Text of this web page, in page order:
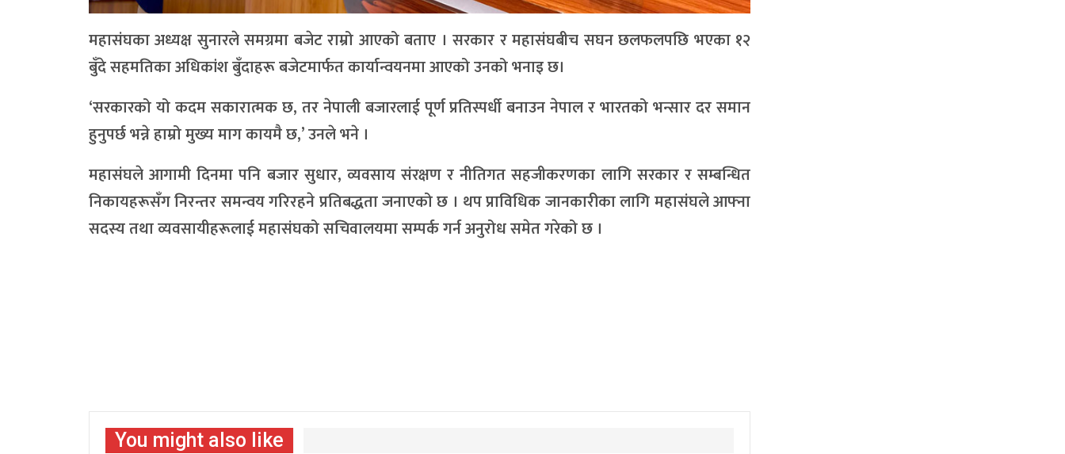
महासंघका अध्यक्ष सुनारले समग्रमा बजेट राम्रो आएको बताए । सरकार र महासंघबीच सघन छलफलपछि भएका १२
बुँदे सहमतिका अधिकांश बुँदाहरू बजेटमार्फत कार्यान्वयनमा आएको उनको भनाइ छ।
‘सरकारको यो कदम सकारात्मक छ, तर नेपाली बजारलाई पूर्ण प्रतिस्पर्धी बनाउन नेपाल र भारतको भन्सार दर समान
हुनुपर्छ भन्ने हाम्रो मुख्य माग कायमै छ,’ उनले भने ।
महासंघले आगामी दिनमा पनि बजार सुधार, व्यवसाय संरक्षण र नीतिगत सहजीकरणका लागि सरकार र सम्बन्धित
निकायहरूसँग निरन्तर समन्वय गरिरहने प्रतिबद्धता जनाएको छ । थप प्राविधिक जानकारीका लागि महासंघले आफ्ना
सदस्य तथा व्यवसायीहरूलाई महासंघको सचिवालयमा सम्पर्क गर्न अनुरोध समेत गरेको छ ।
You might also like